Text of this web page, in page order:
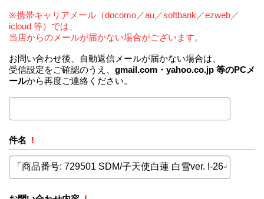
※携帯キャリアメール（docomo／au／softbank／ezweb／
icloud 等）では、
当店からのメールが届かない場合がございます。
お問い合わせ後、自動返信メールが届かない場合は、
受信設定をご確認のうえ、 gmail.com・yahoo.co.jp 等のPCメ
ールから再度ご連絡ください。
件名 !